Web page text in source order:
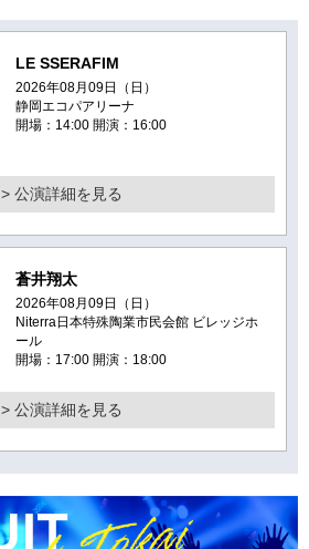
LE SSERAFIM
2026年08月09日（日）
静岡エコパアリーナ
開場：14:00 開演：16:00
> 公演詳細を見る
蒼井翔太
2026年08月09日（日）
Niterra日本特殊陶業市民会館 ビレッジホ
ール
開場：17:00 開演：18:00
> 公演詳細を見る